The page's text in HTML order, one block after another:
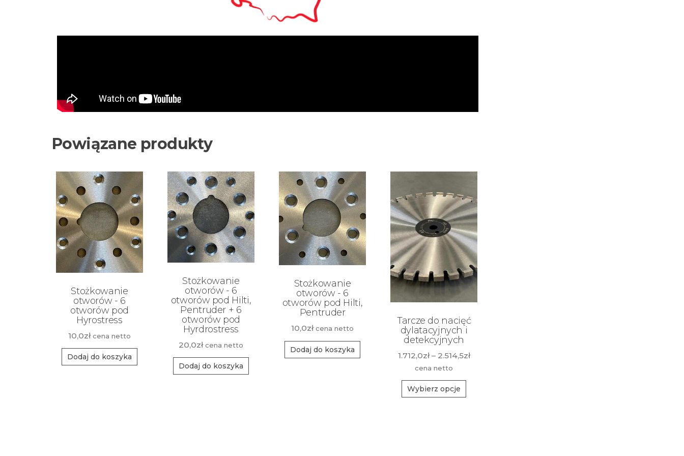
Powiązane produkty
Stożkowanie
otworów - 6
otworów pod
Hyrostress
10,0zł cena netto
Dodaj do koszyka
Stożkowanie
otworów - 6
otworów pod Hilti,
Pentruder + 6
otworów pod
Hyrdrostress
20,0zł cena netto
Dodaj do koszyka
Stożkowanie
otworów - 6
otworów pod Hilti,
Pentruder
10,0zł cena netto
Dodaj do koszyka
Tarcze do nacięć
dylatacyjnych i
detekcyjnych
1.712,0zł – 2.514,5zł
cena netto
Wybierz opcje